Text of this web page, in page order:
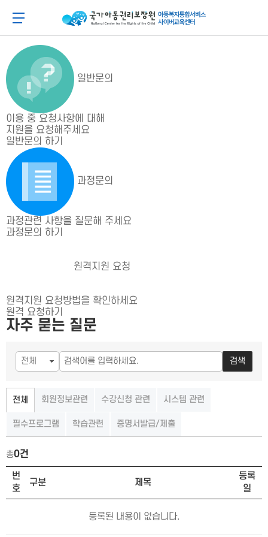
로
로
메뉴 버튼
아동이 행복한 세상 아동권리보장원 아동복지통합
일반문의
이용 중 요청사항에 대해
지원을 요청해주세요
일반문의 하기
과정문의
과정관련 사항을 질문해 주세요
과정문의 하기
원격지원 요청
원격지원 요청방법을 확인하세요
원격 요청하기
자주 묻는 질문
검색
전체 회원정보관련 수강신청 관련 시스템 관련
필수프로그램 학습관련 증명서발급/제출
총0건
FAQ 목록
번
호
구분 제목
등록
일
등록된 내용이 없습니다.